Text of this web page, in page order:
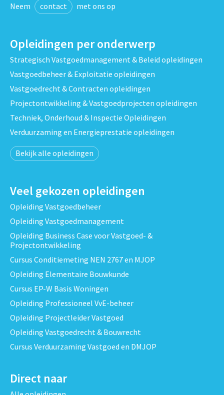
Neem contact met ons op
Opleidingen per onderwerp
Strategisch Vastgoedmanagement & Beleid opleidingen
Vastgoedbeheer & Exploitatie opleidingen
Vastgoedrecht & Contracten opleidingen
Projectontwikkeling & Vastgoedprojecten opleidingen
Techniek, Onderhoud & Inspectie Opleidingen
Verduurzaming en Energieprestatie opleidingen
Bekijk alle opleidingen
Veel gekozen opleidingen
Opleiding Vastgoedbeheer
Opleiding Vastgoedmanagement
Opleiding Business Case voor Vastgoed- &
Projectontwikkeling
Cursus Conditiemeting NEN 2767 en MJOP
Opleiding Elementaire Bouwkunde
Cursus EP-W Basis Woningen
Opleiding Professioneel VvE-beheer
Opleiding Projectleider Vastgoed
Opleiding Vastgoedrecht & Bouwrecht
Cursus Verduurzaming Vastgoed en DMJOP
Direct naar